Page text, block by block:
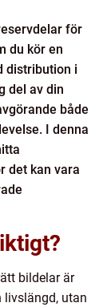
för
du kör en
distribution i
del av din
både
I denna
det kan vara
bildelar är
livslängd, utan